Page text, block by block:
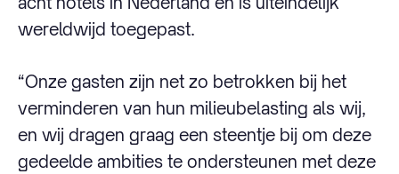
wereldwijd toegepast.
“Onze gasten zijn net zo betrokken bij het
verminderen van hun milieubelasting als wij,
en wij dragen graag een steentje bij om deze
gedeelde ambities te ondersteunen met deze